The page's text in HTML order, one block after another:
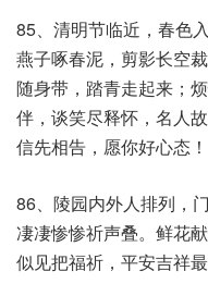
85、清明节临近，春色
燕子啄春泥，剪影长空
随身带，踏青走起来；
伴，谈笑尽释怀，名人
信先相告，愿你好心态！
86、陵园内外人排列，
凄凄惨惨祈声叠。鲜花
似见把福祈，平安吉祥